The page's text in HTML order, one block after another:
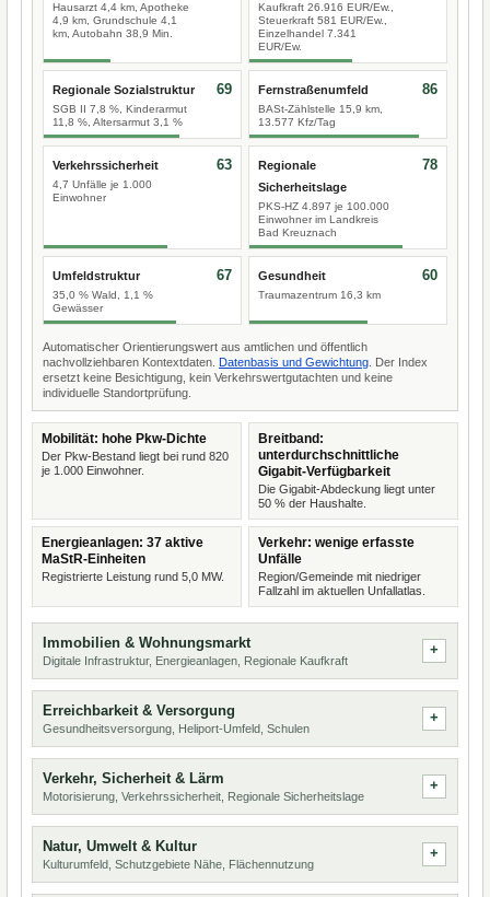
Hausarzt 4,4 km, Apotheke
4,9 km, Grundschule 4,1
km, Autobahn 38,9 Min.
Kaufkraft 26.916 EUR/Ew.,
Steuerkraft 581 EUR/Ew.,
Einzelhandel 7.341
EUR/Ew.
Regionale Sozialstruktur
SGB II 7,8 %, Kinderarmut
11,8 %, Altersarmut 3,1 %
69 Fernstraßenumfeld
BASt-Zählstelle 15,9 km,
13.577 Kfz/Tag
86
Verkehrssicherheit
4,7 Unfälle je 1.000
Einwohner
63
Regionale
Sicherheitslage
PKS-HZ 4.897 je 100.000
Einwohner im Landkreis
Bad Kreuznach
78
Umfeldstruktur
35,0 % Wald, 1,1 %
Gewässer
67 Gesundheit
Traumazentrum 16,3 km
60
Automatischer Orientierungswert aus amtlichen und öffentlich
nachvollziehbaren Kontextdaten. Datenbasis und Gewichtung . Der Index
ersetzt keine Besichtigung, kein Verkehrswertgutachten und keine
individuelle Standortprüfung.
Mobilität: hohe Pkw-Dichte
Der Pkw-Bestand liegt bei rund 820
je 1.000 Einwohner.
Breitband:
unterdurchschnittliche
Gigabit-Verfügbarkeit
Die Gigabit-Abdeckung liegt unter
50 % der Haushalte.
Energieanlagen: 37 aktive
MaStR-Einheiten
Registrierte Leistung rund 5,0 MW.
Verkehr: wenige erfasste
Unfälle
Region/Gemeinde mit niedriger
Fallzahl im aktuellen Unfallatlas.
Immobilien & Wohnungsmarkt
Digitale Infrastruktur, Energieanlagen, Regionale Kaufkraft
Erreichbarkeit & Versorgung
Gesundheitsversorgung, Heliport-Umfeld, Schulen
Verkehr, Sicherheit & Lärm
Motorisierung, Verkehrssicherheit, Regionale Sicherheitslage
Natur, Umwelt & Kultur
Kulturumfeld, Schutzgebiete Nähe, Flächennutzung